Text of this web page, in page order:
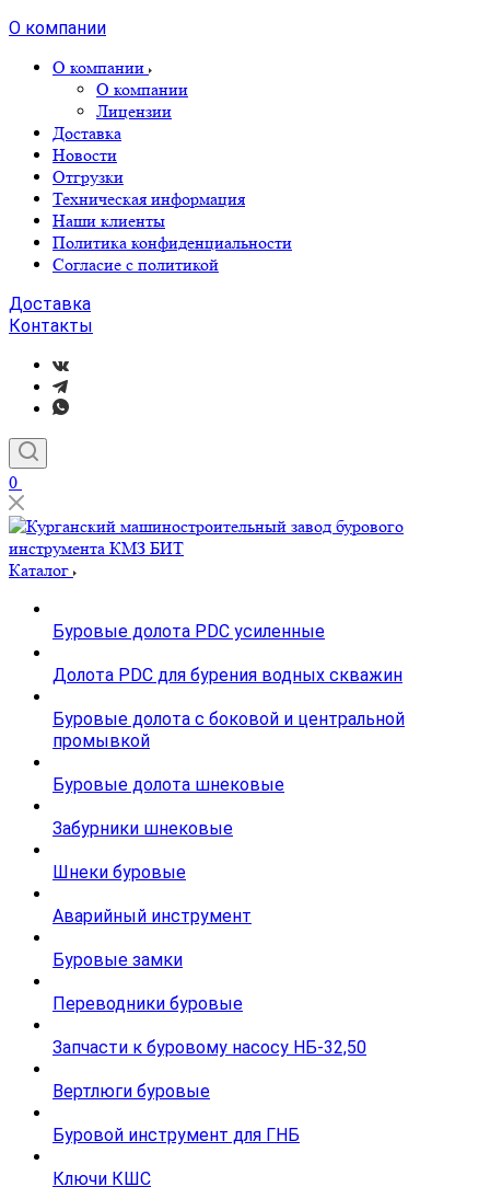
О компании
О компании
О компании
Лицензии
Доставка
Новости
Отгрузки
Техническая информация
Наши клиенты
Политика конфиденциальности
Согласие с политикой
Доставка
Контакты
0
Каталог
Буровые долота PDC усиленные
Долота PDC для бурения водных скважин
Буровые долота с бoковой и центральной
промывкой
Буровые долота шнековые
Забурники шнековые
Шнеки буровые
Аварийный инструмент
Буровые замки
Переводники буровые
Запчасти к буровому насосу НБ-32,50
Вертлюги буровые
Буровой инструмент для ГНБ
Ключи КШС